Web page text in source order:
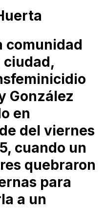
comunidad
ciudad,
González
en
del viernes
cuando un
quebraron
para
a un